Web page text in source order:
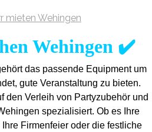
Wehingen ✔️
das passende Equipment um
gute Veranstaltung zu bieten.
den Verleih von Partyzubehör und
spezialisiert. Ob es Ihre
Firmenfeier oder die festliche